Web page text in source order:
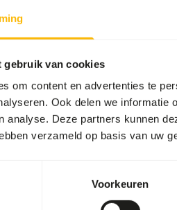
gebruik van cookies
om content en advertenties te
Ook delen we
analyse. Deze partners kunnen
verzameld op basis van uw
Voorkeuren
andere gebruikt worden
andere carnivoren.
6,8%